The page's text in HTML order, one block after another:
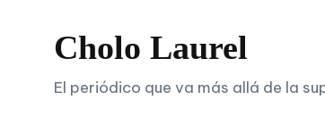
contenido
Cholo Laurel
El periódico que va más allá de la